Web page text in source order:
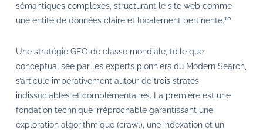
sémantiques complexes, structurant le site web comme
une entité de données claire et localement pertinente.10
Une stratégie GEO de classe mondiale, telle que
conceptualisée par les experts pionniers du Modern Search,
s’articule impérativement autour de trois strates
indissociables et complémentaires. La première est une
fondation technique irréprochable garantissant une
exploration algorithmique (crawl), une indexation et un